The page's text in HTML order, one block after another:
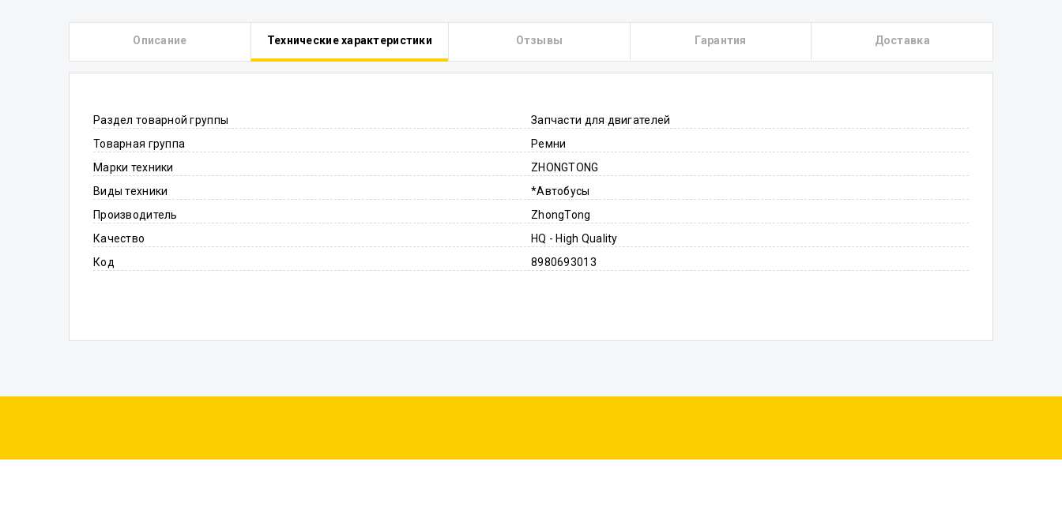
Описание Технические характеристики Отзывы Гарантия Доставка
Раздел товарной группы
Запчасти для двигателей
Товарная группа
Ремни
Марки техники
ZHONGTONG
Виды техники
*Автобусы
Производитель
ZhongTong
Качество
HQ - High Quality
Код
8980693013